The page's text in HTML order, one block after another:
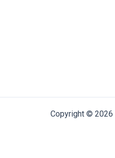
Copyright © 2026